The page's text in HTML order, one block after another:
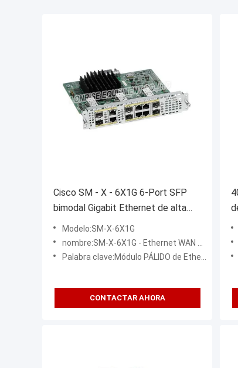
Cisco SM - X - 6X1G 6-Port SFP
bimodal Gigabit Ethernet de alta
densidad WAN Service
Modelo:SM-X-6X1G
nombre:SM-X-6X1G - Ethernet WAN Service de Cisco
Palabra clave:Módulo PÁLIDO de Ethernet
CONTACTAR AHORA